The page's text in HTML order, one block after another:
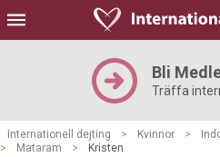
Bli
Träffa
Internationell dejting > Kvinnor >
>
Mataram > Kristen